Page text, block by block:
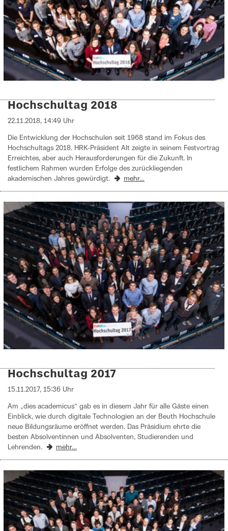
Hochschultag 2018
22.11.2018, 14:49 Uhr
Die Entwicklung der Hochschulen seit 1968 stand im Fokus des
Hochschultags 2018. HRK-Präsident Alt zeigte in seinem Festvortrag
Erreichtes, aber auch Herausforderungen für die Zukunft. In
festlichem Rahmen wurden Erfolge des zurückliegenden
akademischen Jahres gewürdigt.
mehr…
Hochschultag 2017
15.11.2017, 15:36 Uhr
Am „dies academicus“ gab es in diesem Jahr für alle Gäste einen
Einblick, wie durch digitale Technologien an der Beuth Hochschule
neue Bildungsräume eröffnet werden. Das Präsidium ehrte die
besten Absolventinnen und Absolventen, Studierenden und
Lehrenden.
mehr…